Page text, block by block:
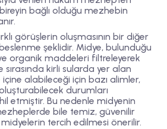
bağlı olduğu mezhebin
görüşlerin oluşmasının bir diğer
şeklidir. Midye, bulunduğu
organik maddeleri filtreleyerek
sırasında kirli sularda yer alan
alabileceği için bazı alimler,
oluşturabilecek durumları
etmiştir. Bu nedenle midyenin
bile temiz, güvenilir
tercih edilmesi önerilir.